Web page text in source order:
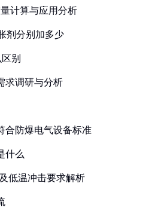
计算与应用分析
剂分别加多少
别
求调研与分析
合防爆电气设备标准
什么
低温冲击要求解析